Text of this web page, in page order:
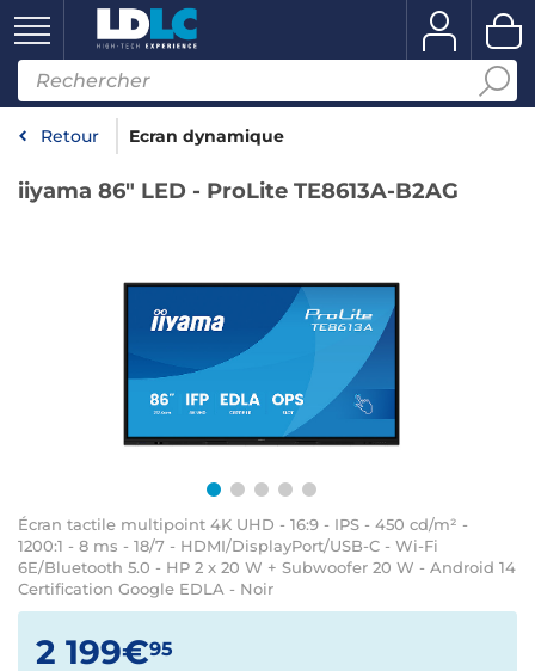
Retour Ecran dynamique
iiyama 86" LED - ProLite TE8613A-B2AG
Écran tactile multipoint 4K UHD - 16:9 - IPS - 450 cd/m² -
1200:1 - 8 ms - 18/7 - HDMI/DisplayPort/USB-C - Wi-Fi
6E/Bluetooth 5.0 - HP 2 x 20 W + Subwoofer 20 W - Android 14
Certification Google EDLA - Noir
2 199€95